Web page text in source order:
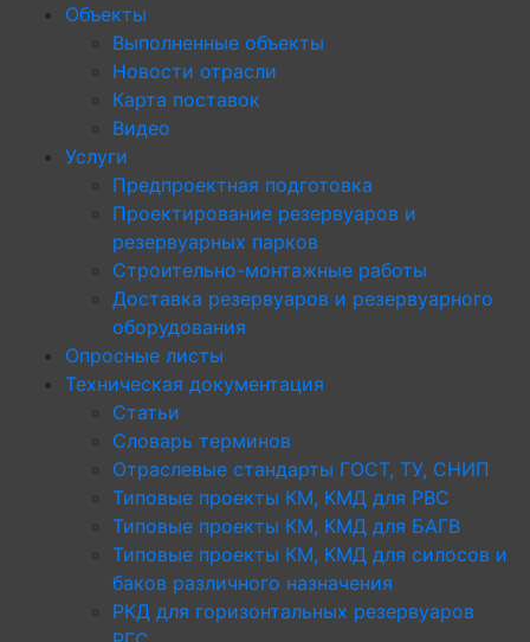
Объекты
Выполненные объекты
Новости отрасли
Карта поставок
Видео
Услуги
Предпроектная подготовка
Проектирование резервуаров и
резервуарных парков
Строительно-монтажные работы
Доставка резервуаров и резервуарного
оборудования
Опросные листы
Техническая документация
Статьи
Словарь терминов
Отраслевые стандарты ГОСТ, ТУ, СНИП
Типовые проекты КМ, КМД для РВС
Типовые проекты КМ, КМД для БАГВ
Типовые проекты КМ, КМД для силосов и
баков различного назначения
РКД для горизонтальных резервуаров